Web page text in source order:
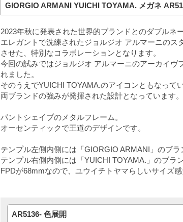
GIORGIO ARMANI YUICHI TOYAMA. メガネ
2023年秋に発表された世界的ブランドとのダブルネ
エレガントで洗練されたジョルジオ アルマーニの
させた、特別なコラボレーションとなります。
今回の試みではジョルジオ アルマーニのアーカイヴ
れました。
そのうえでYUICHI TOYAMA.のアイコンともなって
両ブランドの強みが発揮された設計となっています。
パントシェイプのメタルフレーム。
オーセンティックで王道のデザインです。
テンプル左側内側には「GIORGIO ARMANI」のブラ
テンプル右側内側には「YUICHI TOYAMA.」のブラ
FPDが68mmなので、ユウイチトヤマらしいサイズ感
AR5136- 色展開